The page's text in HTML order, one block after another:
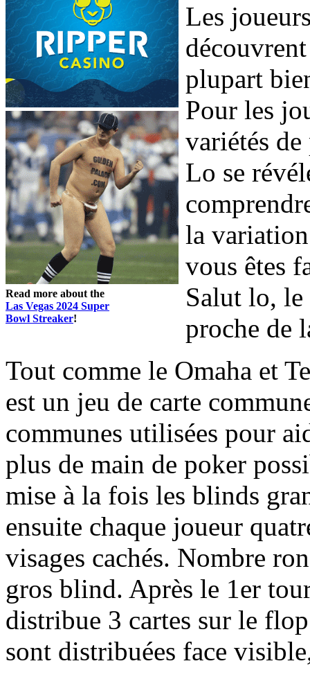
Read more about the
Las Vegas 2024 Super
Bowl Streaker!
Les
plupart
Pour les
variétés
Lo se
la
vous êtes
Salut lo, le
proche de
Tout comme le Omaha et
est un jeu de carte
communes utilisées pour
plus de main de poker
mise à la fois les blinds
ensuite chaque joueur
visages cachés. Nombre
gros blind. Après le 1er
distribue 3 cartes sur le
sont distribuées face